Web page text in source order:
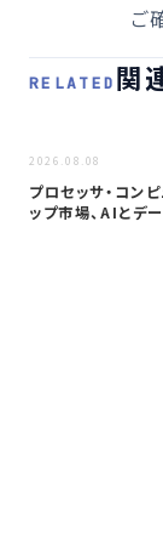
ご
RELATED 関
2026.08.08
プロセッサ・コン
ップ市場、AIとデ